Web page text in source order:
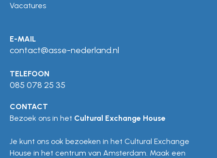
Vacatures
E-MAIL
contact@asse-nederland.nl
TELEFOON
085 078 25 35
CONTACT
Bezoek ons in het Cultural Exchange House
Je kunt ons ook bezoeken in het Cultural Exchange
House in het centrum van Amsterdam. Maak een